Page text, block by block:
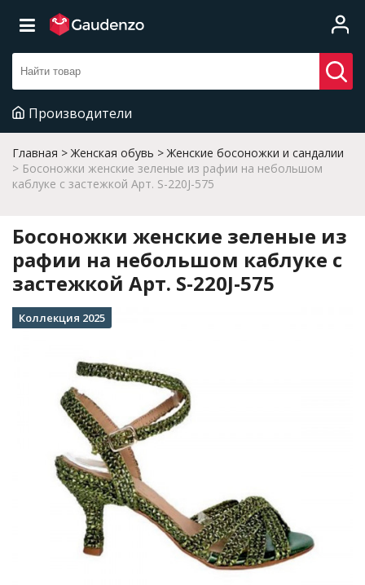
Производители
Главная Женская обувь
Женские босоножки и сандалии
Босоножки женские зеленые из рафии на небольшом
каблуке с застежкой Арт. S-220J-575
Босоножки женские зеленые из
рафии на небольшом каблуке с
застежкой Арт. S-220J-575
Коллекция 2025